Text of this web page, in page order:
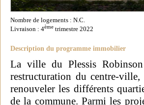
Nombre de logements : N.C.
Livraison : 4ème trimestre 2022
Description du programme immobilier
La ville du Plessis
restructuration du centre-
renouveler les différents
de la commune. Parmi les